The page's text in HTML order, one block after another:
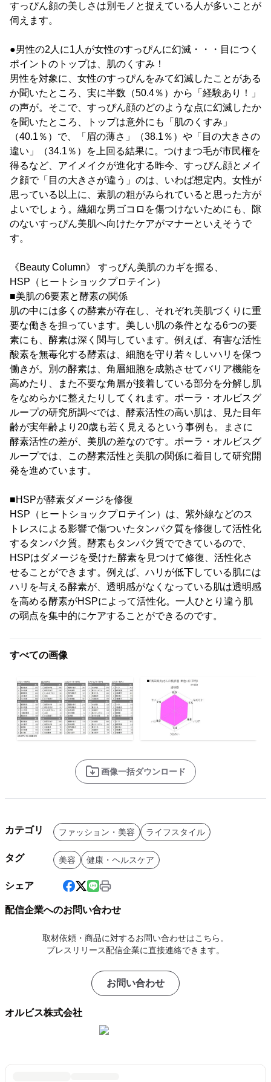
すっぴん顔の美しさは別モノと捉えている人が多いことが
伺えます。
●男性の2人に1人が女性のすっぴんに幻滅・・・目につく
ポイントのトップは、肌のくすみ！
男性を対象に、女性のすっぴんをみて幻滅したことがある
か聞いたところ、実に半数（50.4％）から「経験あり！」
の声が。そこで、すっぴん顔のどのような点に幻滅したか
を聞いたところ、トップは意外にも「肌のくすみ」
（40.1％）で、「眉の薄さ」（38.1％）や「目の大きさの
違い」（34.1％）を上回る結果に。つけまつ毛が市民権を
得るなど、アイメイクが進化する昨今、すっぴん顔とメイ
ク顔で「目の大きさが違う」のは、いわば想定内。女性が
思っている以上に、素肌の粗がみられていると思った方が
よいでしょう。繊細な男ゴコロを傷つけないためにも、隙
のないすっぴん美肌へ向けたケアがマナーといえそうで
す。
《Beauty Column》 すっぴん美肌のカギを握る、
HSP（ヒートショックプロテイン）
■美肌の6要素と酵素の関係
肌の中には多くの酵素が存在し、それぞれ美肌づくりに重
要な働きを担っています。美しい肌の条件となる6つの要
素にも、酵素は深く関与しています。例えば、有害な活性
酸素を無毒化する酵素は、細胞を守り若々しいハリを保つ
働きが。別の酵素は、角層細胞を成熟させてバリア機能を
高めたり、また不要な角層が接着している部分を分解し肌
をなめらかに整えたりしてくれます。ポーラ・オルビスグ
ループの研究所調べでは、酵素活性の高い肌は、見た目年
齢が実年齢より20歳も若く見えるという事例も。まさに
酵素活性の差が、美肌の差なのです。ポーラ・オルビスグ
ループでは、この酵素活性と美肌の関係に着目して研究開
発を進めています。
■HSPが酵素ダメージを修復
HSP（ヒートショックプロテイン）は、紫外線などのス
トレスによる影響で傷ついたタンパク質を修復して活性化
するタンパク質。酵素もタンパク質でできているので、
HSPはダメージを受けた酵素を見つけて修復、活性化さ
せることができます。例えば、ハリが低下している肌には
ハリを与える酵素が、透明感がなくなっている肌は透明感
を高める酵素がHSPによって活性化。一人ひとり違う肌
の弱点を集中的にケアすることができるのです。
すべての画像
画像一括ダウンロード
カテゴリ ファッション・美容 ライフスタイル
タグ 美容 健康・ヘルスケア
シェア
配信企業へのお問い合わせ
取材依頼・商品に対するお問い合わせはこちら。
プレスリリース配信企業に直接連絡できます。
お問い合わせ
オルビス株式会社